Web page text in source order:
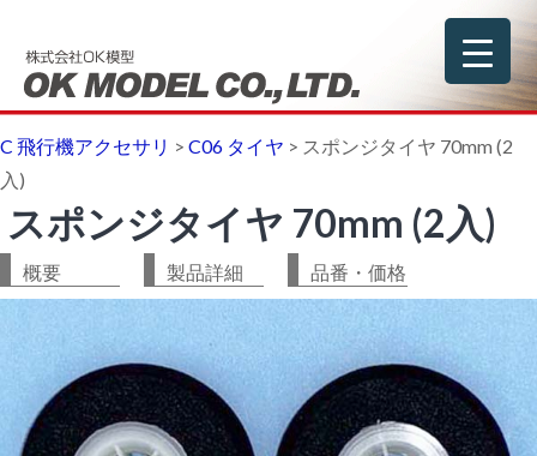
C 飛行機アクセサリ > C06 タイヤ > スポンジタイヤ 70mm (2
入)
スポンジタイヤ 70mm (2入)
概要 製品詳細 品番・価格